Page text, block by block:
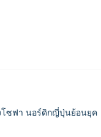
โซฟา นอร์ดิกญี่ปุ่นย้อนยุค